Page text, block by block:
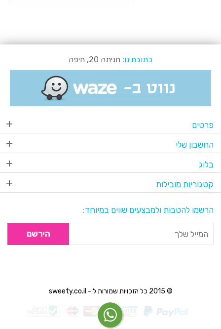
כתובתינו: חניתה 20, חיפה
פרטים
החשבון שלי
בלוג
קטגוריות מובילות
הרשמו להטבות ולמבצעים שווים במיוחד:
הירשם
© 2015 כל הזכויות שמורות ל - sweety.co.il